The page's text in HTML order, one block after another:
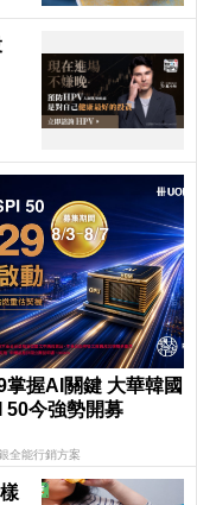
掌握AI關鍵 大華韓國
50今強勢開募
全能行銷方案